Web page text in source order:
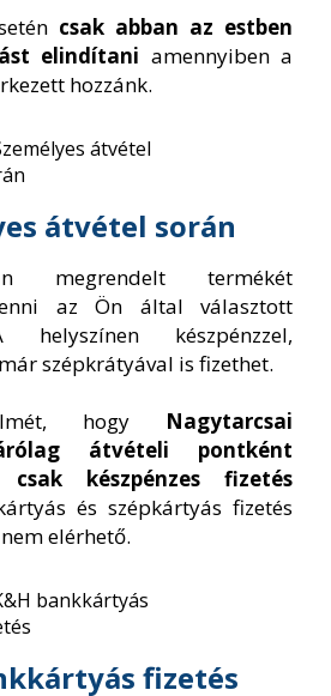
csak abban az estben
elindítani amennyiben a
hozzánk.
átvétel során
megrendelt termékét
az Ön által választott
helyszínen készpénzzel,
szépkrátyával is fizethet.
hogy Nagytarcsai
átvételi pontként
csak készpénzes fizetés
és szépkártyás fizetés
elérhető.
fizetés